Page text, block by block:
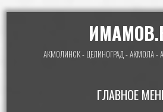
АКМОЛИНСК - ЦЕЛИНОГРАД - АКМОЛА -
ГЛАВНОЕ